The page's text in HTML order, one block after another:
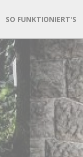
SO FUNKTIONIERT'S